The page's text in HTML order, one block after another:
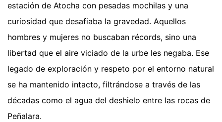
estación de Atocha con pesadas mochilas y una
curiosidad que desafiaba la gravedad. Aquellos
hombres y mujeres no buscaban récords, sino una
libertad que el aire viciado de la urbe les negaba. Ese
legado de exploración y respeto por el entorno natural
se ha mantenido intacto, filtrándose a través de las
décadas como el agua del deshielo entre las rocas de
Peñalara.